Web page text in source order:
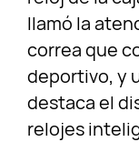
llamó la
correa que
deportivo, y
destaca el
relojes